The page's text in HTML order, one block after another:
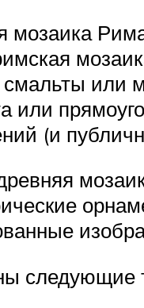
мозаика
смальты
или
(и
следующие